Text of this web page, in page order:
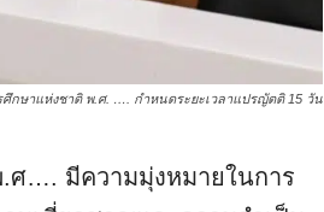
กษาแห่งชาติ พ.ศ. …. กำหนดระยะเวลาแปรญัตติ 15 วัน
ศ…. มีความมุ่งหมายในการ